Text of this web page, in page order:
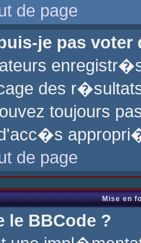
de page
je pas voter
des
toujours
de page
Mise en
le BBCode ?